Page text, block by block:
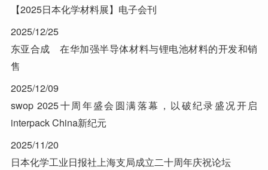
【2025日本化学材料展】电子会刊
2025/12/25
东亚合成 在华加强半导体材料与锂电池材料的开发和销
售
2025/12/09
swop 2025十周年盛会圆满落幕，以破纪录盛况开启
interpack China新纪元
2025/11/20
日本化学工业日报社上海支局成立二十周年庆祝论坛